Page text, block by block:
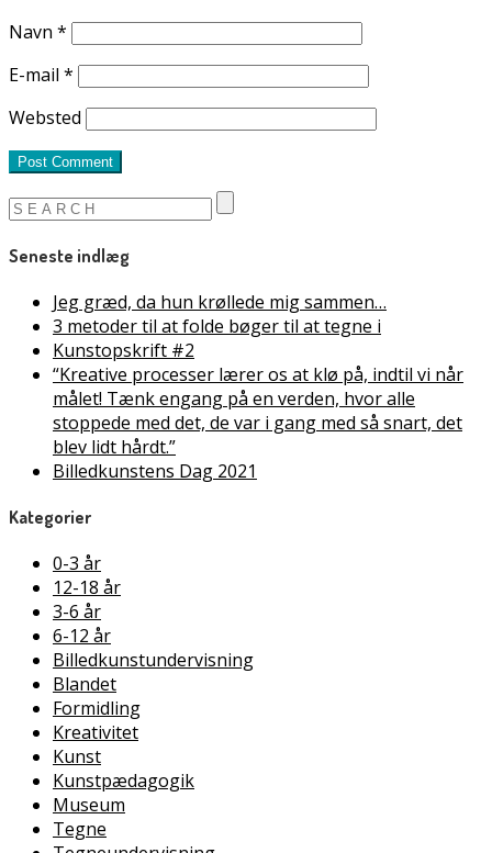
Navn *
E-mail *
Websted
Seneste indlæg
Jeg græd, da hun krøllede mig sammen…
3 metoder til at folde bøger til at tegne i
Kunstopskrift #2
“Kreative processer lærer os at klø på, indtil vi når
målet! Tænk engang på en verden, hvor alle
stoppede med det, de var i gang med så snart, det
blev lidt hårdt.”
Billedkunstens Dag 2021
Kategorier
0-3 år
12-18 år
3-6 år
6-12 år
Billedkunstundervisning
Blandet
Formidling
Kreativitet
Kunst
Kunstpædagogik
Museum
Tegne